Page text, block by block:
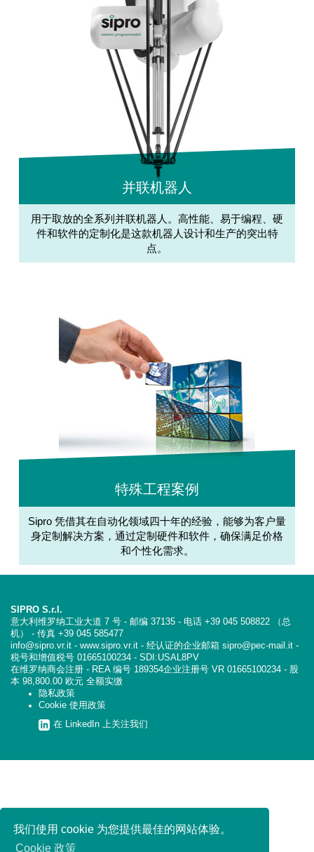
我们使用 cookie 为您提供最佳的网站体验。
Cookie 政策
并联机器人
用于取放的全系列并联机器人。高性能、易于编程、硬
件和软件的定制化是这款机器人设计和生产的突出特
点。
特殊工程案例
Sipro 凭借其在自动化领域四十年的经验，能够为客户量
身定制解决方案，通过定制硬件和软件，确保满足价格
和个性化需求。
SIPRO S.r.l.
意大利维罗纳工业大道 7 号 - 邮编 37135 - 电话 +39 045 508822 （总
机） - 传真 +39 045 585477
info@sipro.vr.it - www.sipro.vr.it - 经认证的企业邮箱 sipro@pec-mail.it -
税号和增值税号 01665100234 - SDI:USAL8PV
在维罗纳商会注册 - REA 编号 189354企业注册号 VR 01665100234 - 股
本 98,800.00 欧元 全额实缴
隐私政策
Cookie 使用政策
在 LinkedIn 上关注我们